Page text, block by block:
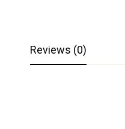
Reviews (0)